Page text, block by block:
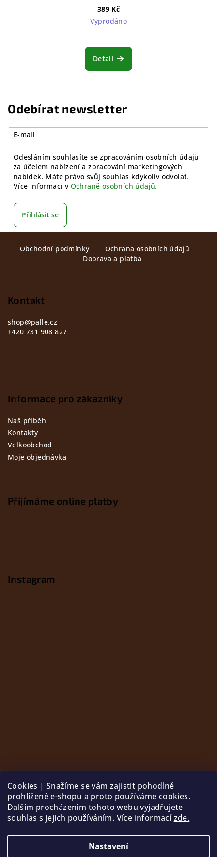
Cookies | Snažíme se vám zajistit pohodlné
prohlížené e-shopu a proto používáme cookies.
Dalším procházením tohoto webu vyjadřujete
souhlas s jejich používáním. Více informacízde.
Nastavení
389 Kč
Vyprodáno
Detail
Odebírat newsletter
E-mail
Odesláním souhlasíte se zpracováním osobních údajů
za účelem nabízení a zpracování marketingových
nabídek. Máte právo svůj souhlas kdykoliv odvolat.
Více informací v Ochraně osobních údajů.
Přihlásit se
Obchodní podmínky
Ochrana osobních údajů
Doprava a platba
Kontakt
shop@palle.cz
+420 731 908 827
Informace pro zákazníky
Náš příběh
Kontakty
Velkoobchod
Moje objednávka
Přijímáme online platby
Instagram